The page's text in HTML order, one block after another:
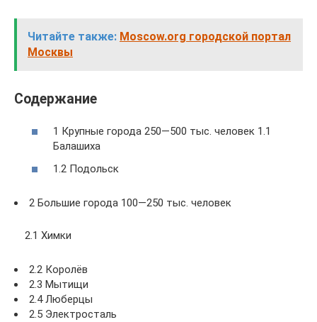
Читайте также: Moscow.org городской портал
Москвы
Содержание
1 Крупные города 250—500 тыс. человек 1.1
Балашиха
1.2 Подольск
2 Большие города 100—250 тыс. человек
2.1 Химки
2.2 Королёв
2.3 Мытищи
2.4 Люберцы
2.5 Электросталь